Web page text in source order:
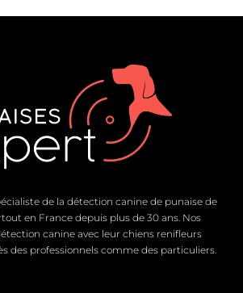
de la détection canine de punaise de
en France depuis plus de 30 ans. Nos
canine avec leur chiens renifleurs
des professionnels comme des particuliers.